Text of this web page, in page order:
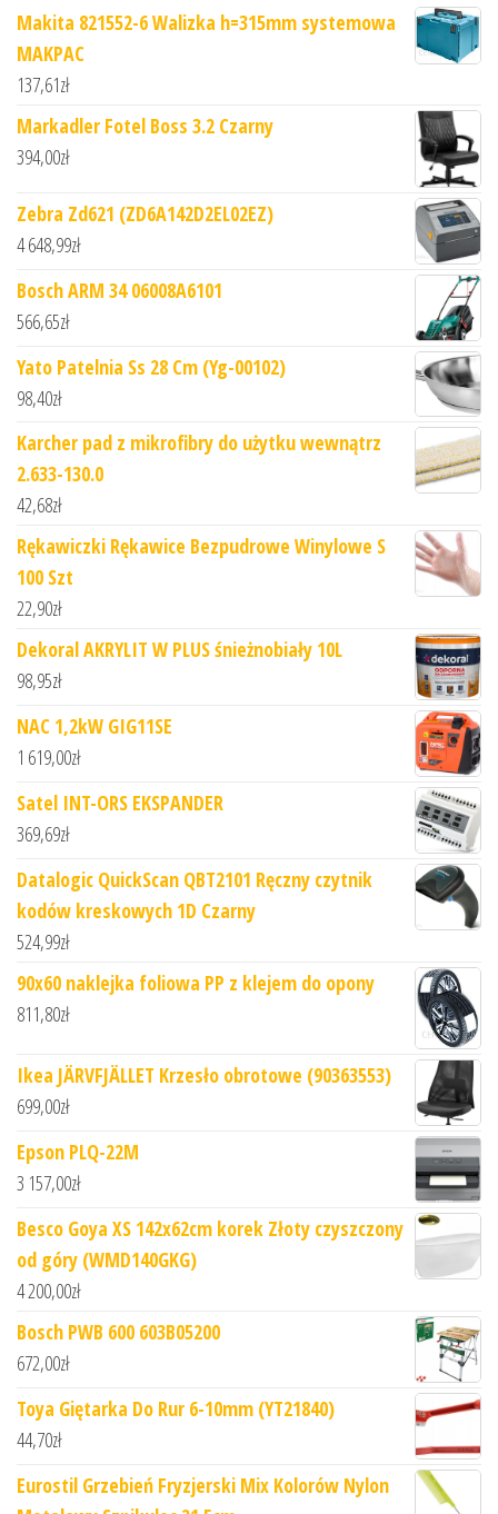
Makita 821552-6 Walizka h=315mm systemowa
MAKPAC
137,61zł
Markadler Fotel Boss 3.2 Czarny
394,00zł
Zebra Zd621 (ZD6A142D2EL02EZ)
4 648,99zł
Bosch ARM 34 06008A6101
566,65zł
Yato Patelnia Ss 28 Cm (Yg-00102)
98,40zł
Karcher pad z mikrofibry do użytku wewnątrz
2.633-130.0
42,68zł
Rękawiczki Rękawice Bezpudrowe Winylowe S
100 Szt
22,90zł
Dekoral AKRYLIT W PLUS śnieżnobiały 10L
98,95zł
NAC 1,2kW GIG11SE
1 619,00zł
Satel INT-ORS EKSPANDER
369,69zł
Datalogic QuickScan QBT2101 Ręczny czytnik
kodów kreskowych 1D Czarny
524,99zł
90x60 naklejka foliowa PP z klejem do opony
811,80zł
Ikea JÄRVFJÄLLET Krzesło obrotowe (90363553)
699,00zł
Epson PLQ-22M
3 157,00zł
Besco Goya XS 142x62cm korek Złoty czyszczony
od góry (WMD140GKG)
4 200,00zł
Bosch PWB 600 603B05200
672,00zł
Toya Giętarka Do Rur 6-10mm (YT21840)
44,70zł
Eurostil Grzebień Fryzjerski Mix Kolorów Nylon